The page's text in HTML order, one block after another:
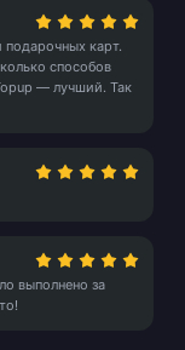
подарочных карт.
способов
— лучший. Так
выполнено за